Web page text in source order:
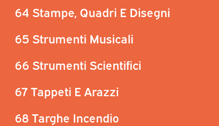
64 Stampe, Quadri E Disegni
65 Strumenti Musicali
66 Strumenti Scientifici
67 Tappeti E Arazzi
68 Targhe Incendio